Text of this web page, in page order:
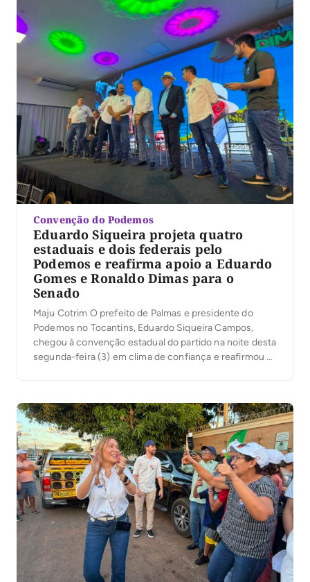
Luxemburgo ao Senado Federal. […]
Convenção do Podemos
Eduardo Siqueira projeta quatro
estaduais e dois federais pelo
Podemos e reafirma apoio a Eduardo
Gomes e Ronaldo Dimas para o
Senado
Maju Cotrim O prefeito de Palmas e presidente do
Podemos no Tocantins, Eduardo Siqueira Campos,
chegou à convenção estadual do partido na noite desta
segunda-feira (3) em clima de confiança e reafirmou as
Podemos tem condições de […]